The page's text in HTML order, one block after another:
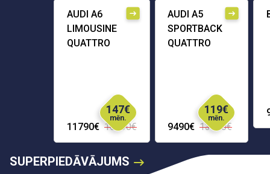
AUDI A6
LIMOUSINE
QUATTRO
11790€ 16290€
147€
mēn.
AUDI A5
SPORTBACK
QUATTRO
9490€ 13690€
119€
mēn.
SUPERPIEDĀVĀJUMS